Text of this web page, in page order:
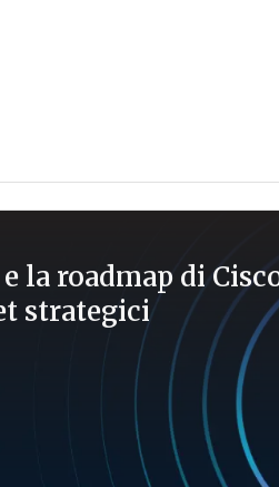
la roadmap di
strategici